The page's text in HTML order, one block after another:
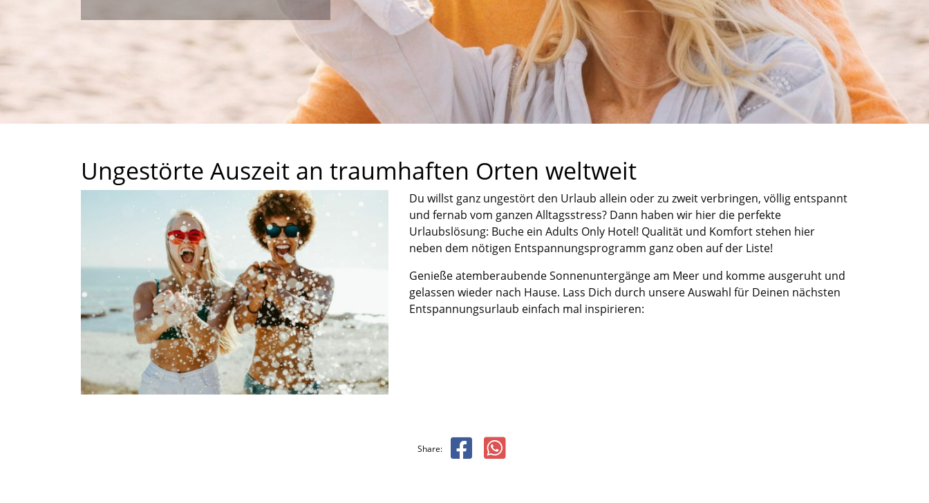
Ungestörte Auszeit an traumhaften Orten weltweit
Du willst ganz ungestört den Urlaub allein oderzu zweit verbringen, völlig entspannt
und fernab vom ganzen Alltagsstress? Dann haben wir hier die perfekte
Urlaubslösung: Buche ein Adults Only Hotel! Qualität und Komfort stehen hier
neben dem nötigen Entspannungsprogramm ganz oben auf der Liste!
Genieße atemberaubendeSonnenuntergängeam Meer und komme ausgeruht und
gelassen wieder nach Hause. Lass Dich durch unsere Auswahl für Deinen nächsten
Entspannungsurlaub einfach mal inspirieren:
Share: